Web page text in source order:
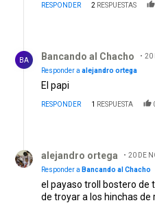
RESPONDER 2 RESPUESTAS
BA Bancando al Chacho
20
Responder a alejandro ortega
El papi
RESPONDER 1 RESPUESTA
alejandro ortega
20 DE
Responder a Bancando al Chacho
el payaso troll bostero de
de troyar a los hinchas de